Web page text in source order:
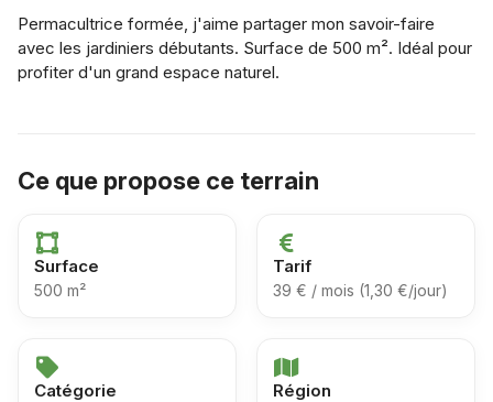
Permacultrice formée, j'aime partager mon savoir-faire
avec les jardiniers débutants. Surface de 500 m². Idéal pour
profiter d'un grand espace naturel.
Ce que propose ce terrain
Surface
500 m²
Tarif
39 € / mois (1,30 €/jour)
Catégorie Région